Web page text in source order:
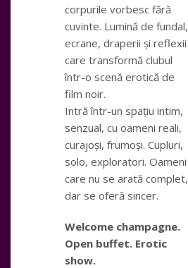
corpurile vorbesc fără
cuvinte. Lumină de fundal,
ecrane, draperii și reflexii
care transformă clubul
într-o scenă erotică de
film noir.
Intră într-un spațiu intim,
senzual, cu oameni reali,
curajoși, frumoși. Cupluri,
solo, exploratori. Oameni
care nu se arată complet,
dar se oferă sincer.
Welcome champagne.
Open buffet. Erotic
show.